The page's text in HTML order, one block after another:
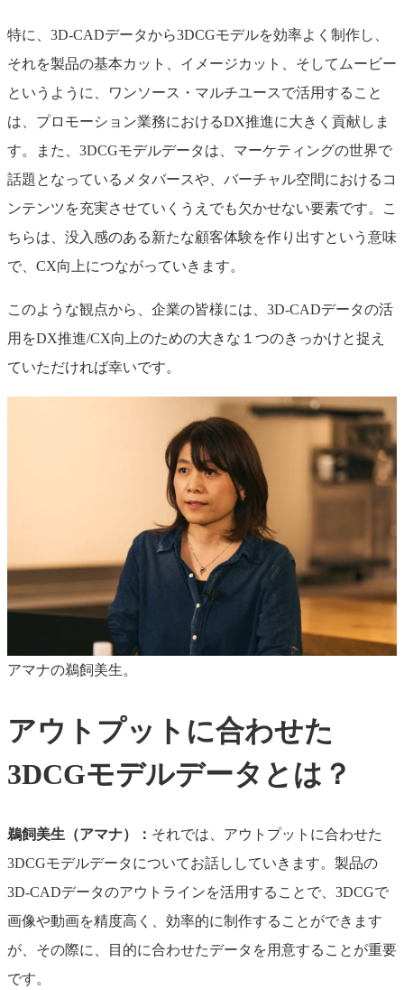
特に、3D-CADデータから3DCGモデルを効率よく制作し、
それを製品の基本カット、イメージカット、そしてムービー
というように、ワンソース・マルチユースで活用すること
は、プロモーション業務におけるDX推進に大きく貢献しま
す。また、3DCGモデルデータは、マーケティングの世界で
話題となっているメタバースや、バーチャル空間におけるコ
ンテンツを充実させていくうえでも欠かせない要素です。こ
ちらは、没入感のある新たな顧客体験を作り出すという意味
で、CX向上につながっていきます。
このような観点から、企業の皆様には、3D-CADデータの活
用をDX推進/CX向上のための大きな１つのきっかけと捉え
ていただければ幸いです。
アマナの鵜飼美生。
アウトプットに合わせた
3DCGモデルデータとは？
鵜飼美生（アマナ）： それでは、アウトプットに合わせた
3DCGモデルデータについてお話ししていきます。製品の
3D-CADデータのアウトラインを活用することで、3DCGで
画像や動画を精度高く、効率的に制作することができます
が、その際に、目的に合わせたデータを用意することが重要
です。